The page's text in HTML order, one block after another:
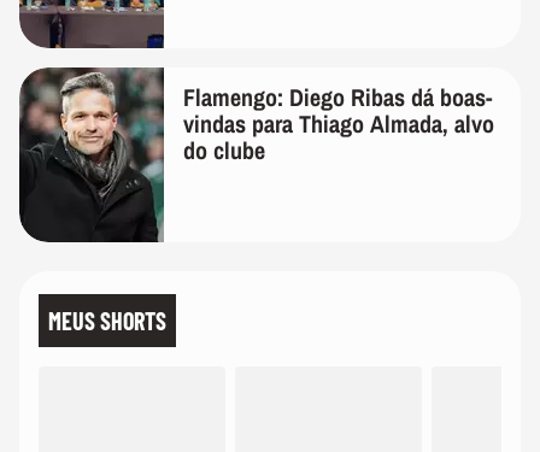
Flamengo: Diego Ribas dá boas-
vindas para Thiago Almada, alvo
do clube
MEUS SHORTS